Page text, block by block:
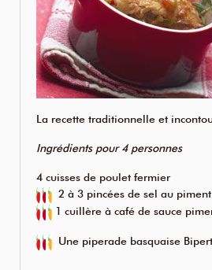
La recette traditionnelle et
Ingrédients pour 4 personnes
4 cuisses de poulet fermier
2 à 3 pincées de sel au
1 cuillère à café de sauce
Une piperade basquaise